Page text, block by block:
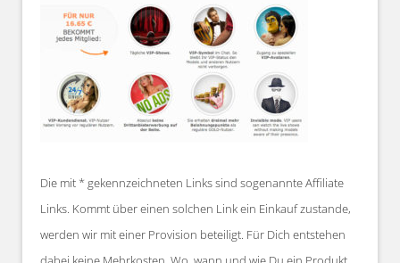
Die mit * gekennzeichneten Links sind sogenannte Affiliate
Links. Kommt über einen solchen Link ein Einkauf zustande,
werden wir mit einer Provision beteiligt. Für Dich entstehen